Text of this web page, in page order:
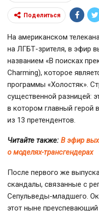
Поделиться
На американском
на ЛГБТ-зрителя, в эфир
названием «В поисках
Charming), которое
программы «Холостяк».
существенной разницей:
в котором главный герой
из 13 претендентов.
Читайте также: В эфир
о моделях-трансгендерах
После первого же
скандалы, связанные с
Сепульведы-младшего.
этот ныне преуспевающий